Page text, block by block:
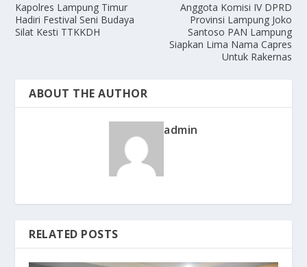
Kapolres Lampung Timur
Hadiri Festival Seni Budaya
Silat Kesti TTKKDH
Anggota Komisi IV DPRD
Provinsi Lampung Joko
Santoso PAN Lampung
Siapkan Lima Nama Capres
Untuk Rakernas
ABOUT THE AUTHOR
admin
RELATED POSTS